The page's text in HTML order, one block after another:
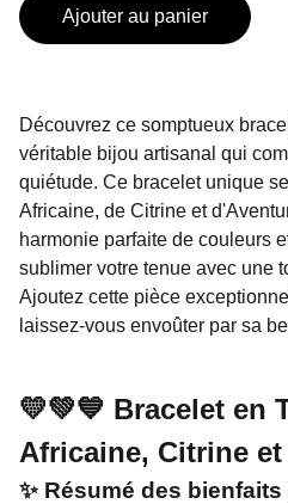
Ajouter au panier
Découvrez ce somptueux
véritable bijou artisanal qui
quiétude. Ce bracelet unique
Africaine, de Citrine et
harmonie parfaite de couleurs
sublimer votre tenue avec une
Ajoutez cette pièce
laissez-vous envoûter par sa
💛💚💙 Bracelet en
Africaine, Citrine
✨ Résumé des